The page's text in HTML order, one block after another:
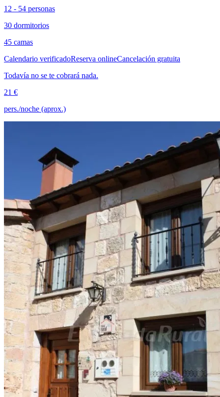
12 - 54 personas
30 dormitorios
45 camas
Calendario verificadoReserva onlineCancelación gratuita
Todavía no se te cobrará nada.
21 €
pers./noche (aprox.)